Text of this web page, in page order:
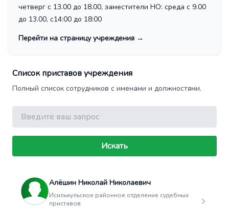
четверг с 13.00 до 18.00, заместители НО: среда с 9.00
до 13.00, с14:00 до 18:00
Перейти на страницу учреждения →
Список приставов учреждения
Полный список сотрудников с именами и должностями.
Поиск
Искать
Алёшин Николай Николаевич
Исилькульское районное отделение судебных
приставов